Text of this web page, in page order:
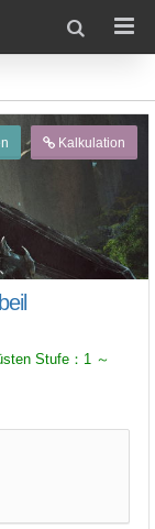
Kalkulation
Stufe： 1 ～